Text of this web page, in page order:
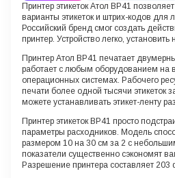
Принтер этикеток Атол BP41
варианты этикеток и штрих-кодов
Российский бренд смог создать
принтер. Устройство легко,
Принтер Атол BP41 печатает
работает с любым оборудованием на
операционных системах. Рабочего
печати более одной тысячи этикеток
можете устанавливать этикет-ленту
Принтер этикеток BP41 просто
параметры расходников. Модель
размером 10 на 30 см за 2 с
показатели существенно сэкономят
Разрешение принтера составляет 203